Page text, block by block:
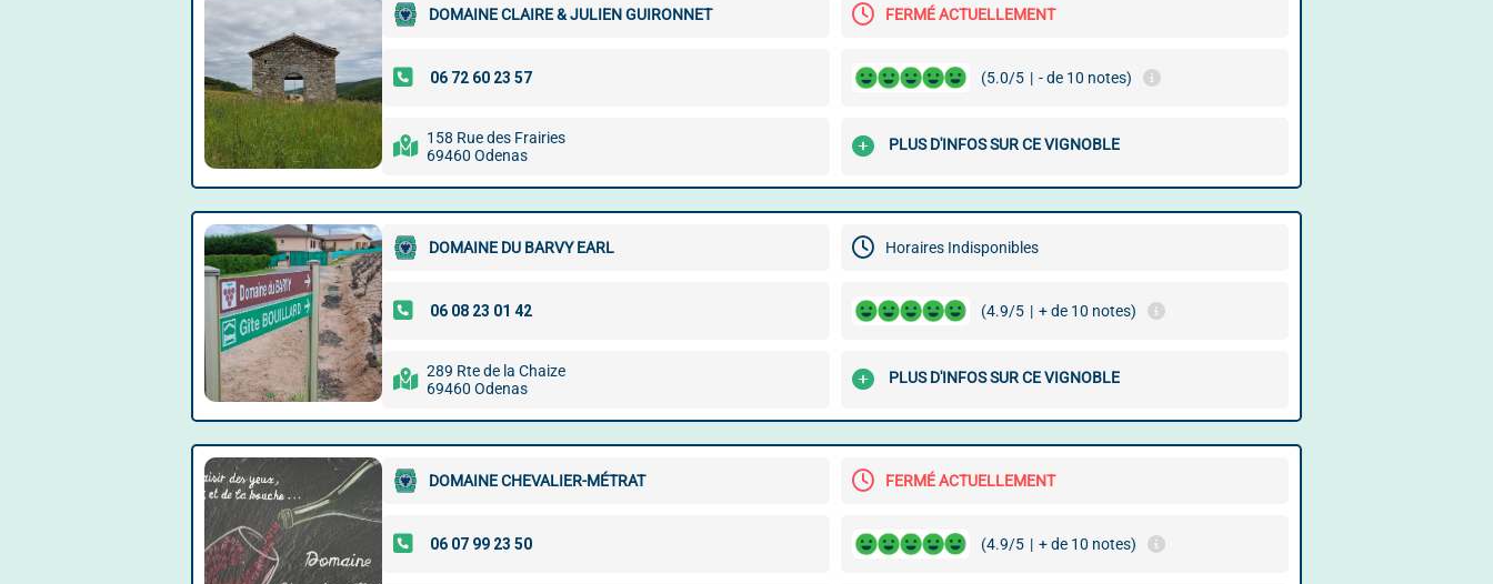
DOMAINE CLAIRE & JULIEN GUIRONNET FERMÉ ACTUELLEMENT
(5.0/5 | - de 10 notes)
158 Rue des Frairies
69460 Odenas
PLUS D'INFOS SUR CE VIGNOBLE
DOMAINE DU BARVY EARL Horaires Indisponibles
(4.9/5 | + de 10 notes)
289 Rte de la Chaize
69460 Odenas
PLUS D'INFOS SUR CE VIGNOBLE
DOMAINE CHEVALIER-MÉTRAT FERMÉ ACTUELLEMENT
(4.9/5 | + de 10 notes)